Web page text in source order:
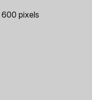
pixels